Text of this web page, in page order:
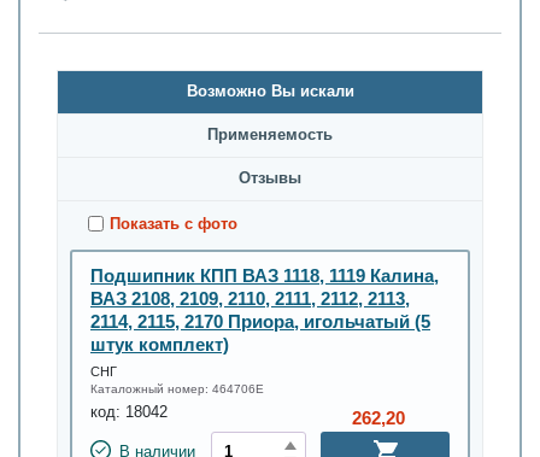
Возможно Вы искали
Применяемость
Oтзывы
Показать с фото
Подшипник КПП ВАЗ 1118, 1119 Калина,
ВАЗ 2108, 2109, 2110, 2111, 2112, 2113,
2114, 2115, 2170 Приора, игольчатый (5
штук комплект)
СНГ
Каталожный номер: 464706Е
код: 18042
В наличии
262,20